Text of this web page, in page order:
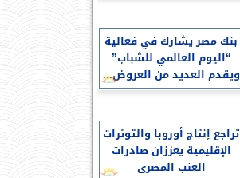
بنك مصر يشارك في فعالية
“اليوم العالمي للشباب”
ويقدم العديد من العروض...
تراجع إنتاج أوروبا والتوترات
الإقليمية يعززان صادرات
العنب المصرى